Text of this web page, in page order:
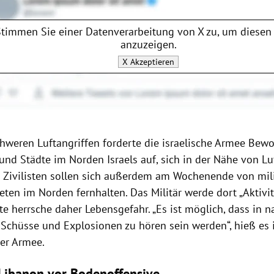
Sie einer Datenverarbeitung von Xzu, um
anzuzeigen.
X Akzeptieren
Luftangriffen forderte die israelische Armee
Städte im Norden Israels auf, sich in der Nähe von
Zivilisten sollen sich außerdem am Wochenende von
im Norden fernhalten. Das Militär werde dort
herrsche daher Lebensgefahr. „Es ist möglich, dass in
und Explosionen zu hören sein werden“, hieß
Armee.